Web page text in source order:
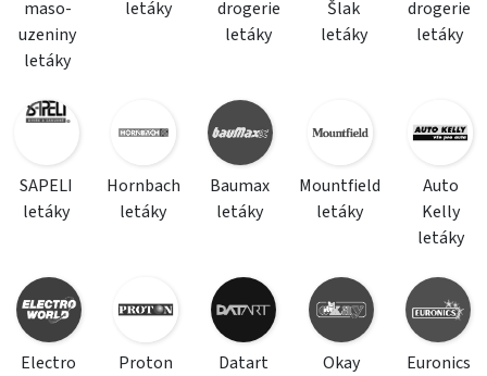
maso-
uzeniny
letáky
letáky
drogerie
letáky
Šlak
letáky
drogerie
letáky
SAPELI
letáky
Hornbach
letáky
Baumax
letáky
Mountfield
letáky
Auto
Kelly
letáky
Electro
Proton
Datart
Okay
Euronics